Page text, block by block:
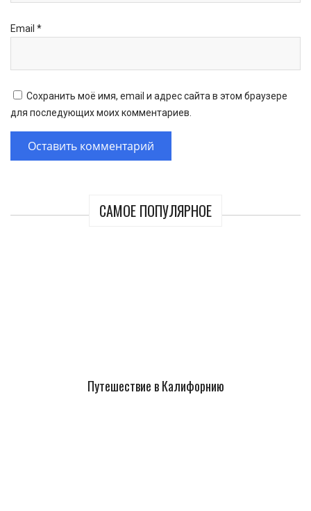
САМОЕ ПОПУЛЯРНОЕ
Путешествие в Калифорнию
Email *
Сохранить моё имя, email и адрес сайта в этом браузере
для последующих моих комментариев.